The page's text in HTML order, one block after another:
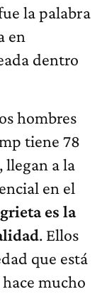
la palabra
en
dentro
hombres
tiene 78
llegan a la
en el
es la
. Ellos
que está
mucho